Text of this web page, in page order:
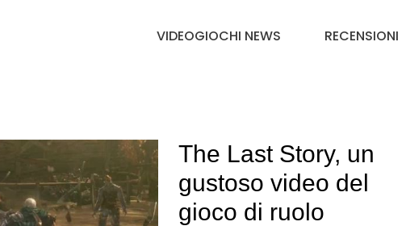
VIDEOGIOCHI NEWS RECENSIONI
The Last Story, un
gustoso video del
gioco di ruolo